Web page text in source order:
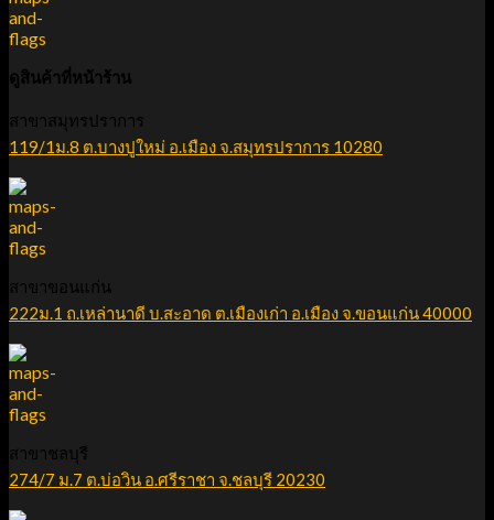
ดูสินค้าที่หน้าร้าน
สาขาสมุทรปราการ
119/1ม.8 ต.บางปูใหม่ อ.เมือง จ.สมุทรปราการ 10280
สาขาขอนแก่น
222ม.1 ถ.เหล่านาดี บ.สะอาด ต.เมืองเก่า อ.เมือง จ.ขอนแก่น 40000
สาขาชลบุรี
274/7 ม.7 ต.บ่อวิน อ.ศรีราชา จ.ชลบุรี 20230